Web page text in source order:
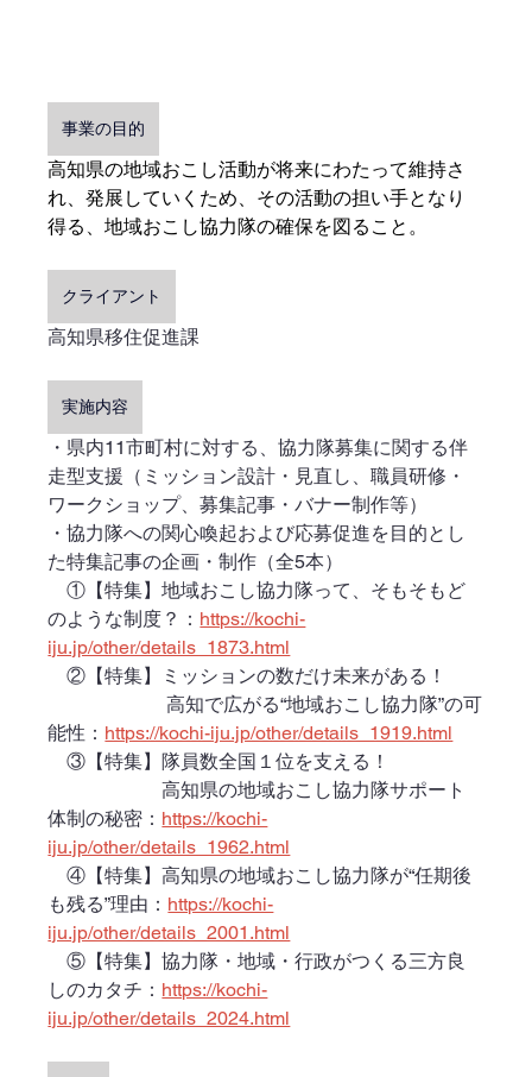
事業の目的
高知県の地域おこし活動が将来にわたって維持さ
れ、発展していくため、その活動の担い手となり
得る、地域おこし協力隊の確保を図ること。
クライアント
高知県移住促進課
実施内容
・県内11市町村に対する、協力隊募集に関する伴
走型支援（ミッション設計・見直し、職員研修・
ワークショップ、募集記事・バナー制作等）
・協力隊への関心喚起および応募促進を目的とし
た特集記事の企画・制作（全5本）
①【特集】地域おこし協力隊って、そもそもど
のような制度？： https://kochi-
iju.jp/other/details_1873.html
②【特集】ミッションの数だけ未来がある！
高知で広がる“地域おこし協力隊”の可
能性： https://kochi-iju.jp/other/details_1919.html
③【特集】隊員数全国１位を支える！
高知県の地域おこし協力隊サポート
体制の秘密： https://kochi-
iju.jp/other/details_1962.html
④【特集】高知県の地域おこし協力隊が“任期後
も残る”理由： https://kochi-
iju.jp/other/details_2001.html
⑤【特集】協力隊・地域・行政がつくる三方良
しのカタチ： https://kochi-
iju.jp/other/details_2024.html